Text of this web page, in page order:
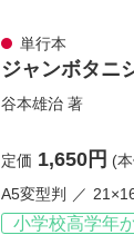
単行本
ジャンボタニ
谷本雄治 著
定価 1,650円 (
A5変型判
小学校高学年